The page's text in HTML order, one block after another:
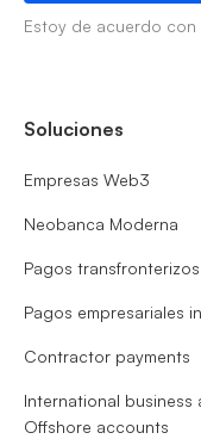
Estoy de acuerdo con
Soluciones
Empresas Web3
Neobanca Moderna
Pagos transfronterizos
Pagos empresariales
Contractor payments
International business
Offshore accounts